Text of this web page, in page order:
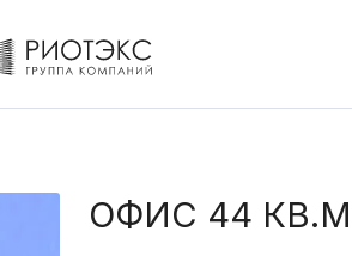
ОФИС 44 КВ.М